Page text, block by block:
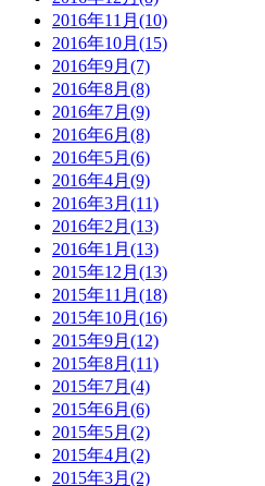
2016年11月(10)
2016年10月(15)
2016年9月(7)
2016年8月(8)
2016年7月(9)
2016年6月(8)
2016年5月(6)
2016年4月(9)
2016年3月(11)
2016年2月(13)
2016年1月(13)
2015年12月(13)
2015年11月(18)
2015年10月(16)
2015年9月(12)
2015年8月(11)
2015年7月(4)
2015年6月(6)
2015年5月(2)
2015年4月(2)
2015年3月(2)